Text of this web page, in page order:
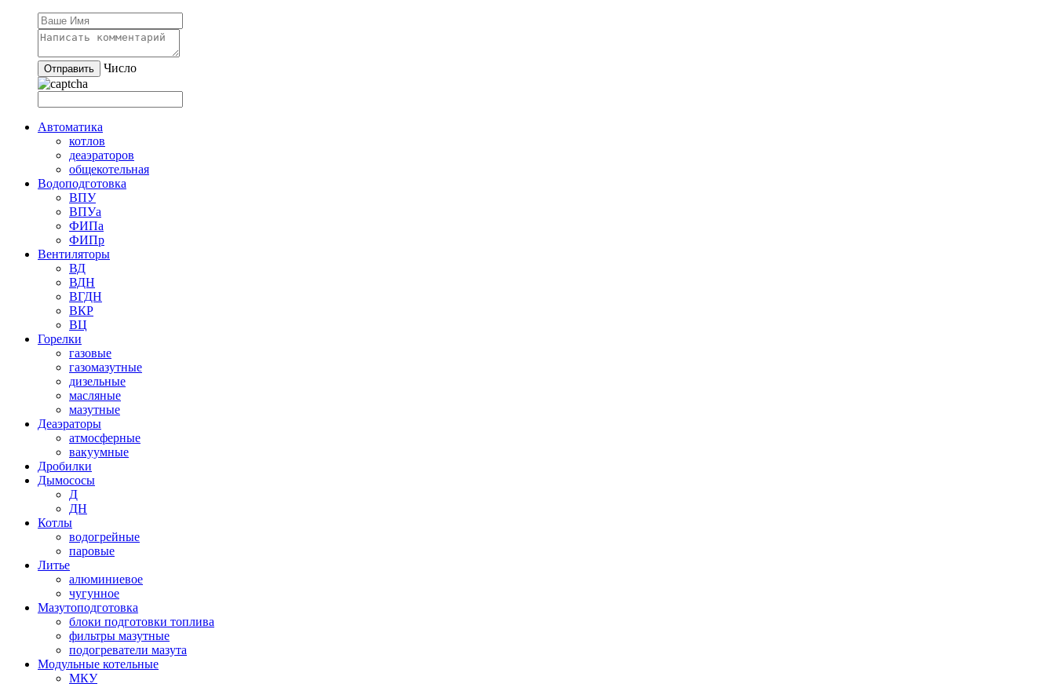
Число
Автоматика
котлов
деаэраторов
общекотельная
Водоподготовка
ВПУ
ВПУа
ФИПа
ФИПр
Вентиляторы
ВД
ВДН
ВГДН
ВКР
ВЦ
Горелки
газовые
газомазутные
дизельные
масляные
мазутные
Деаэраторы
атмосферные
вакуумные
Дробилки
Дымососы
Д
ДН
Котлы
водогрейные
паровые
Литье
алюминиевое
чугунное
Мазутоподготовка
блоки подготовки топлива
фильтры мазутные
подогреватели мазута
Модульные котельные
МКУ